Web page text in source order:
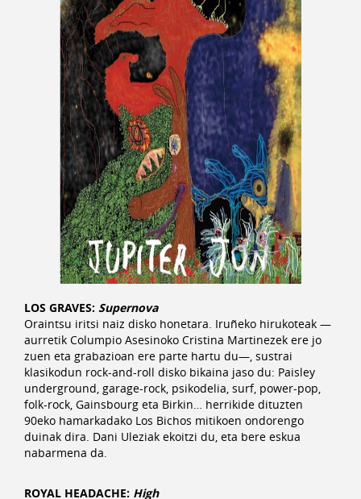
LOS GRAVES: Supernova
Oraintsu iritsi naiz disko honetara. Iruñeko hirukoteak —
aurretik Columpio Asesinoko Cristina Martinezek ere jo
zuen eta grabazioan ere parte hartu du—, sustrai
klasikodun rock-and-roll disko bikaina jaso du: Paisley
underground, garage-rock, psikodelia, surf, power-pop,
folk-rock, Gainsbourg eta Birkin… herrikide dituzten
90eko hamarkadako Los Bichos mitikoen ondorengo
duinak dira. Dani Uleziak ekoitzi du, eta bere eskua
nabarmena da.
ROYAL HEADACHE: High